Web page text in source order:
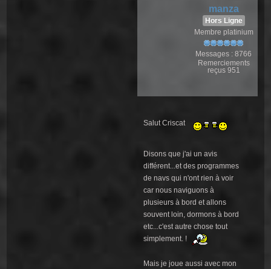
manza
Hors Ligne
Membre platinium
Messages : 8766
Remerciements
reçus 951
Salut Criscat
Disons que j'ai un avis
différent...et des programmes
de navs qui n'ont rien à voir
car nous naviguons à
plusieurs à bord et allons
souvent loin, dormons à bord
etc...c'est autre chose tout
simplement. !
Mais je joue aussi avec mon